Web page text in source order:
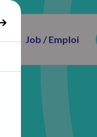
Job / Emploi